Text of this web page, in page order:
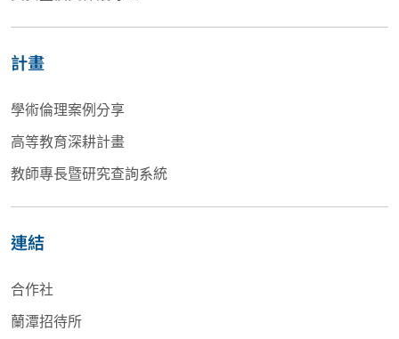
計畫
學術倫理案例分享
高等教育深耕計畫
教師專長暨研究查詢系統
連結
合作社
蘭潭招待所